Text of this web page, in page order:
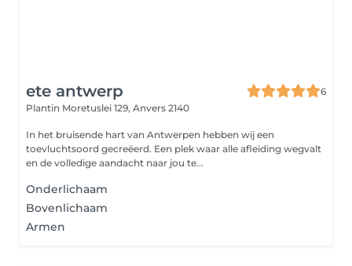
ete antwerp
6
Plantin Moretuslei 129, Anvers 2140
In het bruisende hart van Antwerpen hebben wij een
toevluchtsoord gecreëerd. Een plek waar alle afleiding wegvalt
en de volledige aandacht naar jou te...
Onderlichaam
Bovenlichaam
Armen